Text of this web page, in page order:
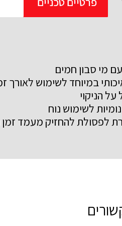
מי סבון חמים
במיוחד לשימוש לאורך
הניקוי
לשימוש נוח
לפסולת להחזיק מעמד זמן